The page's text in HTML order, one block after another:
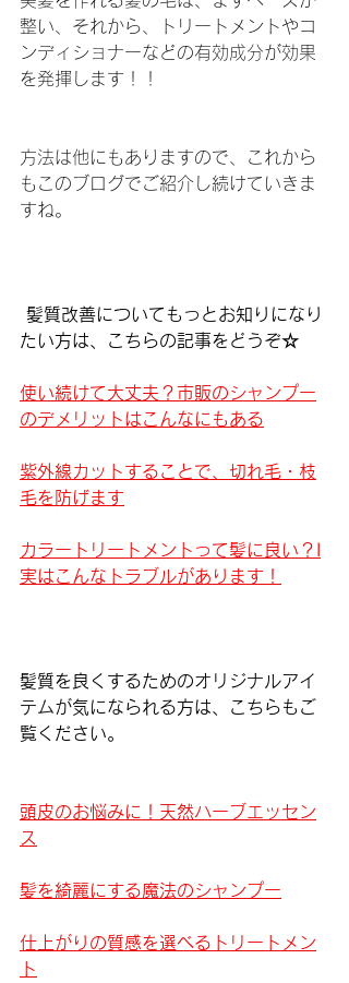
整い、それから、トリートメントやコ
ンディショナーなどの有効成分が効果
を発揮します！！
方法は他にもありますので、これから
もこのブログでご紹介し続けていきま
すね。
髪質改善についてもっとお知りになり
たい方は、こちらの記事をどうぞ☆
使い続けて大丈夫？市販のシャンプー
のデメリットはこんなにもある
紫外線カットすることで、切れ毛・枝
毛を防げます
カラートリートメントって髪に良い？I
実はこんなトラブルがあります！
髪質を良くするためのオリジナルアイ
テムが気になられる方は、こちらもご
覧ください。
頭皮のお悩みに！天然ハーブエッセン
ス
髪を綺麗にする魔法のシャンプー
仕上がりの質感を選べるトリートメン
ト